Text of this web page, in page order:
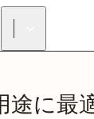
途に最